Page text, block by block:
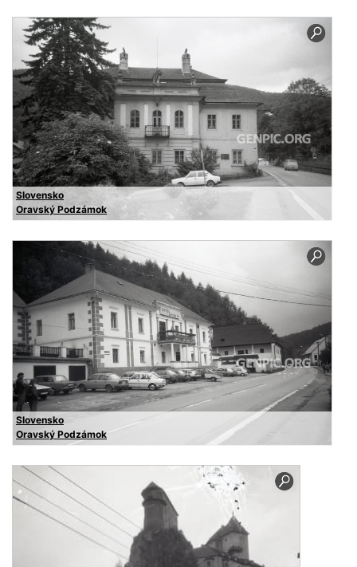
Slovensko
Oravský Podzámok
Slovensko
Oravský Podzámok